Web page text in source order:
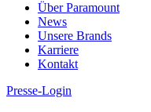
Über Paramount
News
Unsere Brands
Karriere
Kontakt
Presse-Login